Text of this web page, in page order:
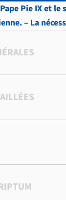
Pie IX et
– La